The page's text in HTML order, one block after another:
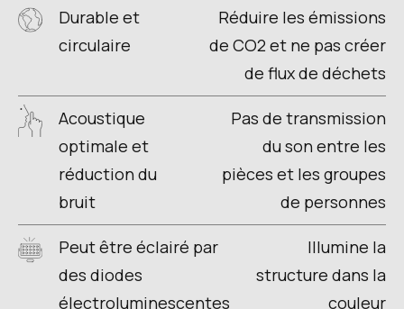
Durable et
circulaire
Réduire les émissions
de CO2 et ne pas créer
de flux de déchets
Acoustique
optimale et
réduction du
bruit
Pas de transmission
du son entre les
pièces et les groupes
de personnes
Peut être éclairé par
des diodes
électroluminescentes
Illumine la
structure dans la
couleur